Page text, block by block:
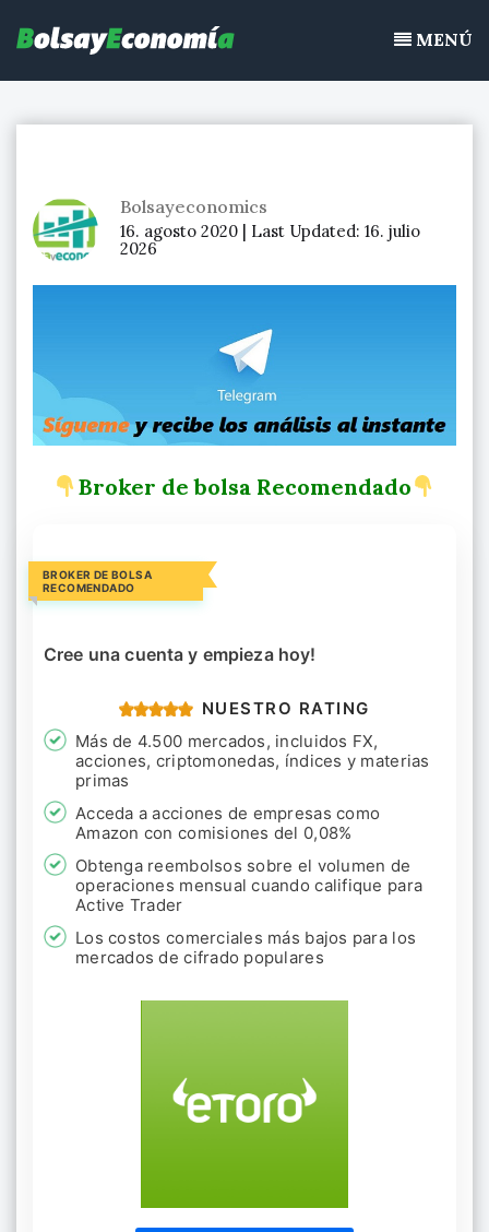
continuo, acciones de bolsa
contenidoMENÚ
Bolsayeconomics
16. agosto 2020 | Last Updated: 16. julio
2026
Broker de bolsa Recomendado
BROKER DE BOLSA
RECOMENDADO
Cree una cuenta y empieza hoy!
NUESTRO RATING
Más de 4.500 mercados, incluidos FX,
acciones, criptomonedas, índices y materias
primas
Acceda a acciones de empresas como
Amazon con comisiones del 0,08%
Obtenga reembolsos sobre el volumen de
operaciones mensual cuando califique para
Active Trader
Los costos comerciales más bajos para los
mercados de cifrado populares